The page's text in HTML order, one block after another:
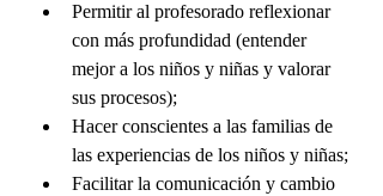
Permitir al profesorado reflexionar
con más profundidad (entender
mejor a los niños y niñas y valorar
sus procesos);
Hacer conscientes a las familias de
las experiencias de los niños y niñas;
Facilitar la comunicación y cambio